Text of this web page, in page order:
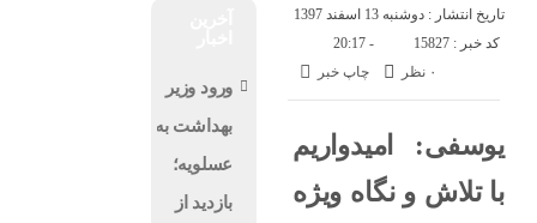
تاریخ انتشار : دوشنبه 13 اسفند 1397
- 20:17
کد خبر : 15827
چاپ خبر
۰ نظر
یوسفی: امیدواریم
با تلاش و نگاه ویژه
ورود وزیر
بهداشت به
عسلویه؛
بازدید از